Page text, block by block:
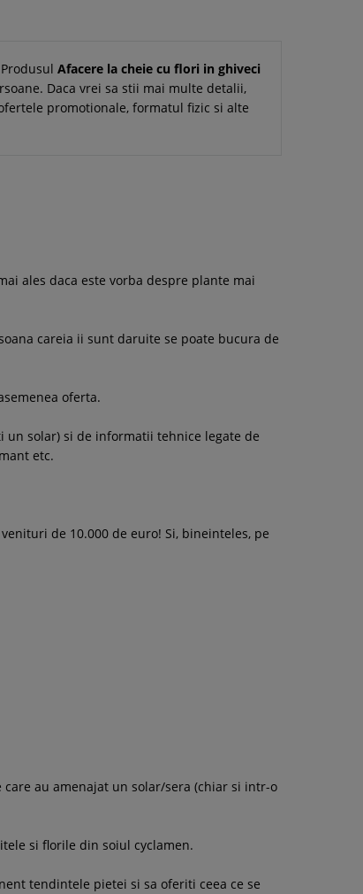
Afacere la cheie cu flori in ghiveci
Daca vrei sa stii mai multe detalii,
promotionale, formatul fizic si alte
ales daca este vorba despre plante mai
careia ii sunt daruite se poate bucura de
oferta.
un solar) si de informatii tehnice legate de
etc.
de 10.000 de euro! Si, bineinteles, pe
au amenajat un solar/sera (chiar si intr-o
si florile din soiul cyclamen.
tendintele pietei si sa oferiti ceea ce se